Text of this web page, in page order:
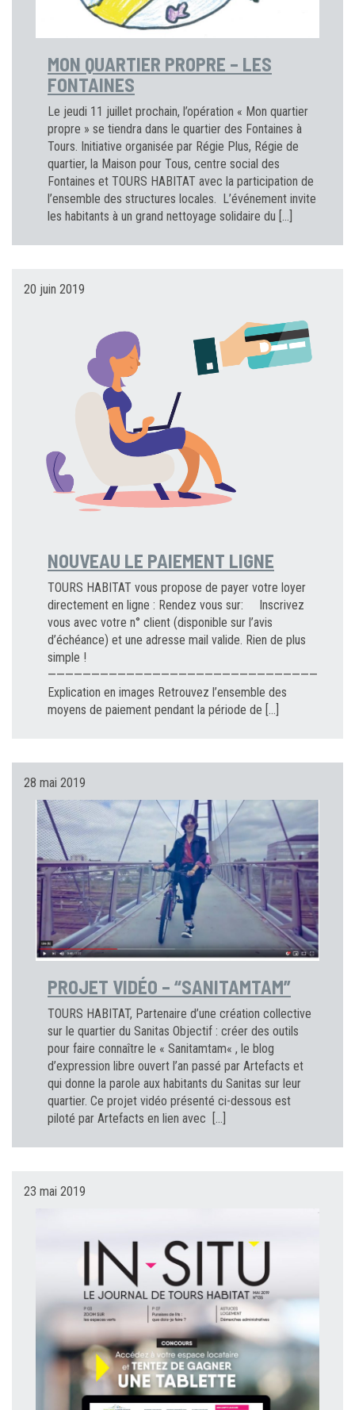
MON QUARTIER PROPRE – LES
FONTAINES
Le jeudi 11 juillet prochain, l’opération « Mon quartier
propre » se tiendra dans le quartier des Fontaines à
Tours. Initiative organisée par Régie Plus, Régie de
quartier, la Maison pour Tous, centre social des
Fontaines et TOURS HABITAT avec la participation de
l’ensemble des structures locales. L’événement invite
les habitants à un grand nettoyage solidaire du […]
20 juin 2019
NOUVEAU LE PAIEMENT LIGNE
TOURS HABITAT vous propose de payer votre loyer
directement en ligne : Rendez vous sur: Inscrivez
vous avec votre n° client (disponible sur l’avis
d’échéance) et une adresse mail valide. Rien de plus
simple !
———————————————————————————————
Explication en images Retrouvez l’ensemble des
moyens de paiement pendant la période de […]
28 mai 2019
PROJET VIDÉO – “SANITAMTAM”
TOURS HABITAT, Partenaire d’une création collective
sur le quartier du Sanitas Objectif : créer des outils
pour faire connaître le « Sanitamtam« , le blog
d’expression libre ouvert l’an passé par Artefacts et
qui donne la parole aux habitants du Sanitas sur leur
quartier. Ce projet vidéo présenté ci-dessous est
piloté par Artefacts en lien avec […]
23 mai 2019